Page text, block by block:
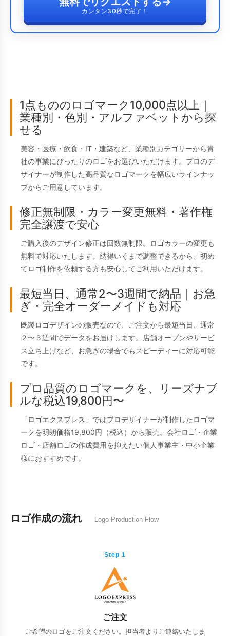
カンタン30秒で完了！
1点もののロゴマーク10,000点以上｜
業種別・色別・アルファベットから探
せる
美容・医療・飲食・IT・建築など、業種別カテゴリーから貴
社の事業にぴったりのロゴをお選びいただけます。プロのデ
ザイナーが制作した高品質なロゴマークを幅広いラインナッ
プからご用意しています。
修正無制限・カラー変更無料・著作権
完全譲渡で安心
ご購入後のデザイン修正は回数無制限。ロゴカラーの変更も
無料で対応いたします。納得いくまで調整できるから、初め
てロゴ制作を依頼する方も安心してご利用いただけます。
最短当日、通常2〜3週間で納品｜お急
ぎ・完全オーダーメイドも対応
既製ロゴデザインの販売なので、ご注文から最短当日、通常
２〜３週間でデータをお届けします。店舗オープンやサービ
ス立ち上げなど、お急ぎの場合でもスピーディーに対応可能
です。
プロ品質のロゴマークを、リーズナブ
ルな税込19,800円〜
「ロゴエクスプレス」ではプロデザイナーが制作したロゴマ
ークを明朗価格19,800円（税込）から販売。会社ロゴ・企業
ロゴ・店舗ロゴの作成費用を抑えたい個人事業主・中小企業
様におすすめです。
ロゴ作成の流れ Logo Production Flow
Step 1
ご注文
ご希望のロゴをご注文ください。担当者よりご連絡いたしま